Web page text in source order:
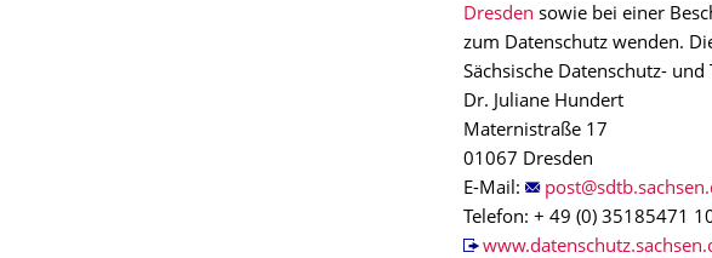
Dresden sowie bei einer
zum Datenschutz wenden.
Sächsische Datenschutz-
Dr. Juliane Hundert
Maternistraße 17
01067 Dresden
E-Mail:
Telefon: + 49 (0) 35185471